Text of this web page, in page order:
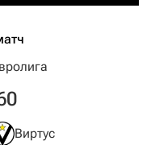
Виртус